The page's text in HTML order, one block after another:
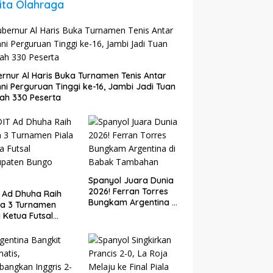
Olahraga
Al Haris Buka Turnamen Tenis Antar
Perguruan Tinggi ke-16, Jambi Jadi Tuan
330 Peserta
Ad Dhuha Raih
3 Turnamen
Ketua Futsal
Spanyol Juara Dunia
2026! Ferran Torres
Bungkam Argentina di